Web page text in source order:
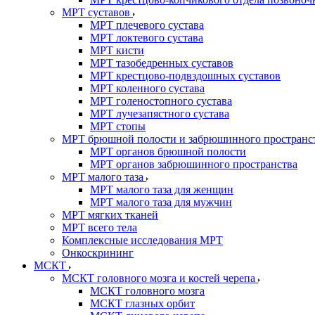
МРТ суставов
МРТ плечевого сустава
МРТ локтевого сустава
МРТ кисти
МРТ тазобедренных суставов
МРТ крестцово-подвздошных суставов
МРТ коленного сустава
МРТ голеностопного сустава
МРТ лучезапястного сустава
МРТ стопы
МРТ брюшной полости и забрюшинного
МРТ органов брюшной полости
МРТ органов забрюшинного пространства
МРТ малого таза
МРТ малого таза для женщин
МРТ малого таза для мужчин
МРТ мягких тканей
МРТ всего тела
Комплексные исследования МРТ
Онкоскрининг
МСКТ
МСКТ головного мозга и костей черепа
МСКТ головного мозга
МСКТ глазных орбит